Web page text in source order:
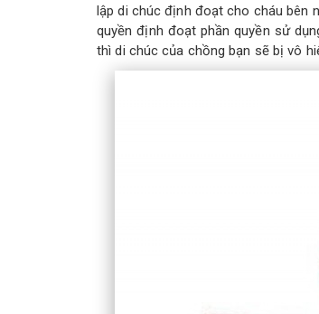
lập di chúc định đoạt cho cháu bên
quyền định đoạt phần quyền sử
thì di chúc của chồng bạn sẽ bị vô